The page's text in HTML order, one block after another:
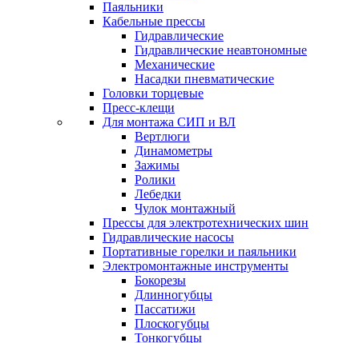
Паяльники
Кабельные прессы
Гидравлические
Гидравлические неавтономные
Механические
Насадки пневматические
Головки торцевые
Пресс-клещи
Для монтажа СИП и ВЛ
Вертлюги
Динамометры
Зажимы
Ролики
Лебедки
Чулок монтажный
Прессы для электротехнических шин
Гидравлические насосы
Портативные горелки и паяльники
Электромонтажные инструменты
Бокорезы
Длинногубцы
Пассатижи
Плоскогубцы
Тонкогубцы